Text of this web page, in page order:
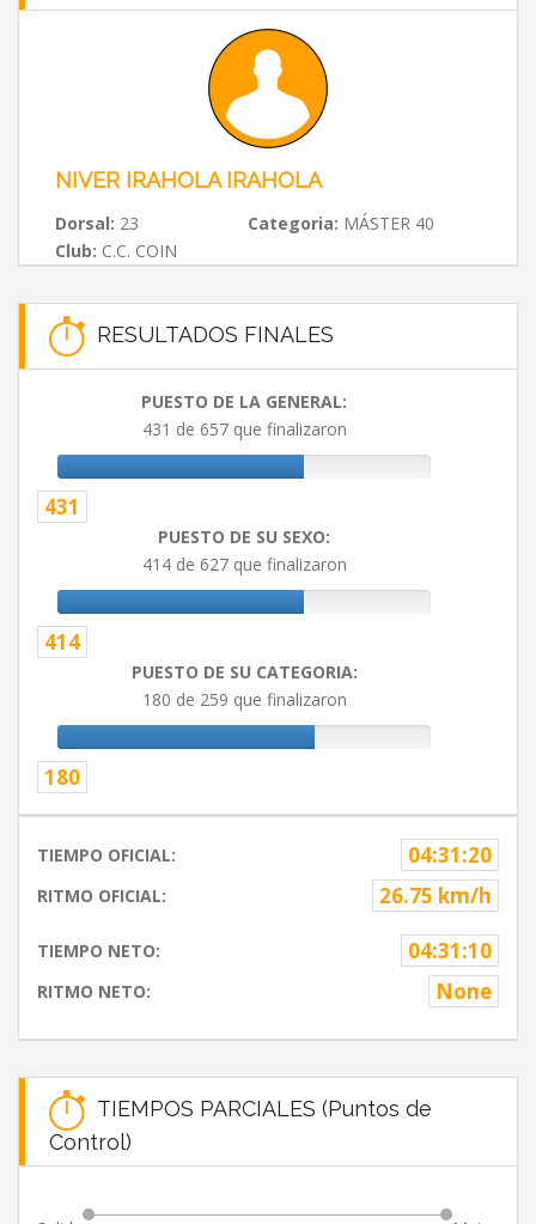
NIVER IRAHOLA IRAHOLA
Dorsal: 23 Categoria: MÁSTER 40
Club: C.C. COIN
RESULTADOS FINALES
PUESTO DE LA GENERAL:
431 de 657 que finalizaron
431
PUESTO DE SU SEXO:
414 de 627 que finalizaron
414
PUESTO DE SU CATEGORIA:
180 de 259 que finalizaron
180
TIEMPO OFICIAL: 04:31:20
RITMO OFICIAL: 26.75 km/h
TIEMPO NETO: 04:31:10
RITMO NETO: None
TIEMPOS PARCIALES (Puntos de
Control)